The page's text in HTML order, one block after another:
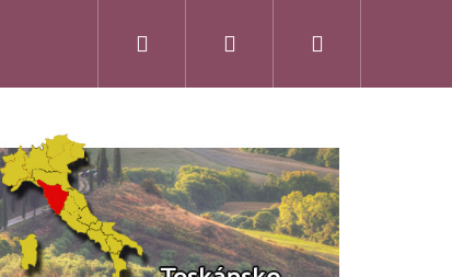
Přihlášení